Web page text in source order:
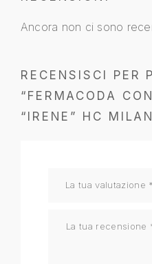
Ancora non ci sono
RECENSISCI PER
“FERMACODA
“IRENE” HC
La tua valutazione *